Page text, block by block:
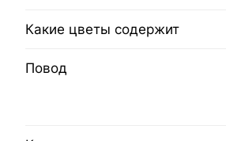
Какие цветы содержит
Повод